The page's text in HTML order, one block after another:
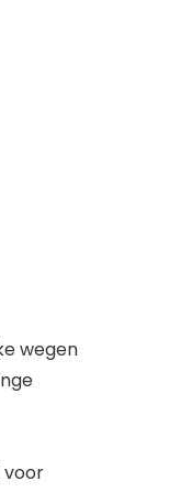
wegen
voor